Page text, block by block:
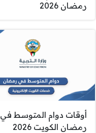
رمضان 2026
أوقات دوام المتوسط في
رمضان الكويت 2026